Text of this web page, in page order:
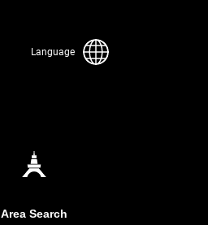
Language
Area Search